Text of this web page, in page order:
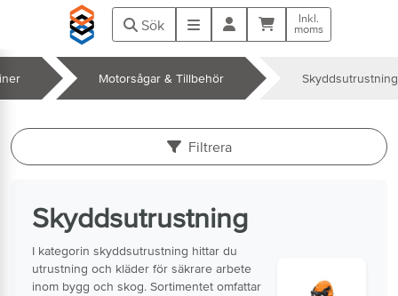
Hoppa till huvudinnehåll
Sök Meny Kundvagn
Inkl.
moms
Motorsågar & Tillbehör Skyddsutrustning
Filtrera
Skyddsutrustning
I kategorin skyddsutrustning hittar du
utrustning och kläder för säkrare arbete
inom bygg och skog. Sortimentet omfattar